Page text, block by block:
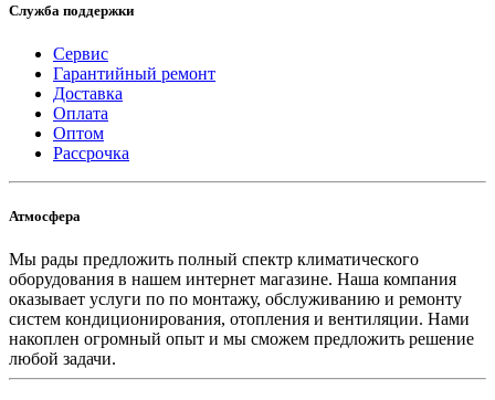
Служба поддержки
Сервис
Гарантийный ремонт
Доставка
Оплата
Оптом
Рассрочка
Атмосфера
Мы рады предложить полный спектр климатического
оборудования в нашем интернет магазине. Наша компания
оказывает услуги по по монтажу, обслуживанию и ремонту
систем кондиционирования, отопления и вентиляции. Нами
накоплен огромный опыт и мы сможем предложить решение
любой задачи.